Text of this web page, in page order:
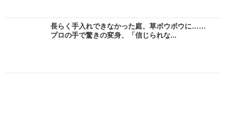
長らく手入れできなかった庭、草ボウボウに……
プロの手で驚きの変身、「信じられな...